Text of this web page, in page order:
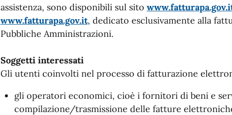
assistenza, sono disponibili sul sito
www.fatturapa.gov.it, dedicato esclusivamente alla
Pubbliche Amministrazioni.
Soggetti interessati
Gli utenti coinvolti nel processo di fatturazione
gli operatori economici, cioè i fornitori di beni e
compilazione/trasmissione delle fatture